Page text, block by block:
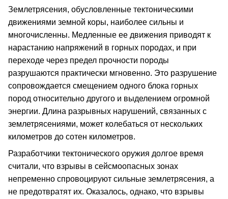
Землетрясения, обусловленные тектоническими
движениями земной коры, наиболее сильны и
многочисленны. Медленные ее движения приводят к
нарастанию напряжений в горных породах, и при
переходе через предел прочности породы
разрушаются практически мгновенно. Это разрушение
сопровождается смещением одного блока горных
пород относительно другого и выделением огромной
энергии. Длина разрывных нарушений, связанных с
землетрясениями, может колебаться от нескольких
километров до сотен километров.
Разработчики тектонического оружия долгое время
считали, что взрывы в сейсмоопасных зонах
непременно спровоцируют сильные землетрясения, а
не предотвратят их. Оказалось, однако, что взрывы